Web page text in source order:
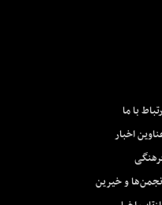
با ما
اخبار
و خیرین